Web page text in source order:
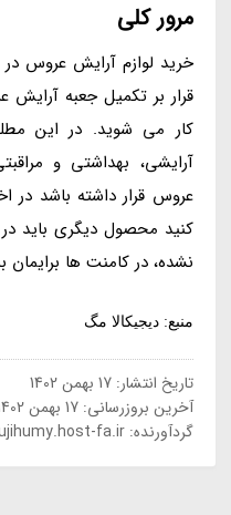
مرور کلی
خرید لوازم آرایش عروس
قرار بر تکمیل جعبه
کار می شوید. در این
آرایشی، بهداشتی و
عروس قرار داشته باشد در
کنید محصول دیگری باید
نشده، در کامنت ها برایمان
منبع: دیجیکالا مگ
تاریخ انتشار:17 بهمن 1402
آخرین بروزرسانی:17 بهمن 1402
گردآورنده:fa.ir